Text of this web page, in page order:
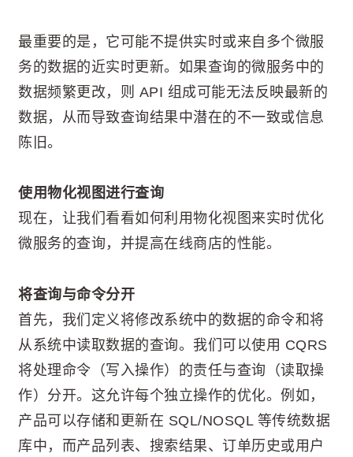
最重要的是，它可能不提供实时或来自多个微服
务的数据的近实时更新。如果查询的微服务中的
数据频繁更改，则 API 组成可能无法反映最新的
数据，从而导致查询结果中潜在的不一致或信息
陈旧。
使用物化视图进行查询
现在，让我们看看如何利用物化视图来实时优化
微服务的查询，并提高在线商店的性能。
将查询与命令分开
首先，我们定义将修改系统中的数据的命令和将
从系统中读取数据的查询。我们可以使用 CQRS
将处理命令（写入操作）的责任与查询（读取操
作）分开。这允许每个独立操作的优化。例如，
产品可以存储和更新在 SQL/NOSQL 等传统数据
库中，而产品列表、搜索结果、订单历史或用户